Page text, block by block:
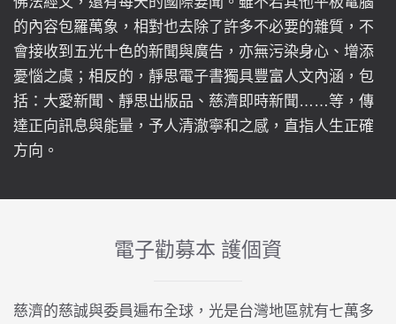
的內容包羅萬象，相對也去除了許多不必要的雜質，不
會接收到五光十色的新聞與廣告，亦無污染身心、增添
憂惱之虞；相反的，靜思電子書獨具豐富人文內涵，包
括：大愛新聞、靜思出版品、慈濟即時新聞……等，傳
達正向訊息與能量，予人清澈寧和之感，直指人生正確
方向。
電子勸募本 護個資
慈濟的慈誠與委員遍布全球，光是台灣地區就有七萬多